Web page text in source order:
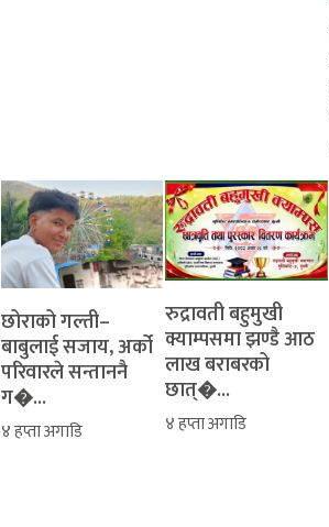
‎​छोराको गल्ती–
बाबुलाई सजाय, अर्को
परिवारले सन्ताननै
ग�...
४ हप्ता अगाडि
रुद्रावती बहुमुखी
क्याम्पसमा झण्डै आठ
लाख बराबरको
छात्�...
४ हप्ता अगाडि